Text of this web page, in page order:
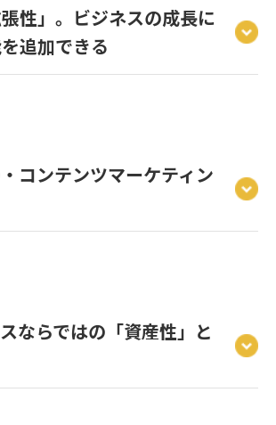
性」。ビジネスの成長に
追加できる
コンテンツマーケティン
ならではの「資産性」と